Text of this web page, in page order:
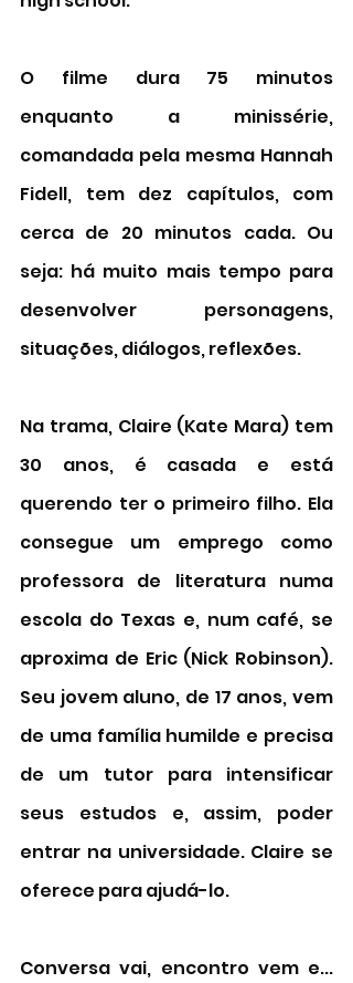
O filme dura 75 minutos
enquanto a minissérie,
comandada pela mesma Hannah
Fidell, tem dez capítulos, com
cerca de 20 minutos cada. Ou
seja: há muito mais tempo para
desenvolver personagens,
situações, diálogos, reflexões.
Na trama, Claire (Kate Mara) tem
30 anos, é casada e está
querendo ter o primeiro filho. Ela
consegue um emprego como
professora de literatura numa
escola do Texas e, num café, se
aproxima de Eric (Nick Robinson).
Seu jovem aluno, de 17 anos, vem
de uma família humilde e precisa
de um tutor para intensificar
seus estudos e, assim, poder
entrar na universidade. Claire se
oferece para ajudá-lo.
Conversa vai, encontro vem e...